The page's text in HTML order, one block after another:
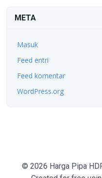
META
Masuk
Feed entri
Feed komentar
WordPress.org
© 2026 Harga Pipa